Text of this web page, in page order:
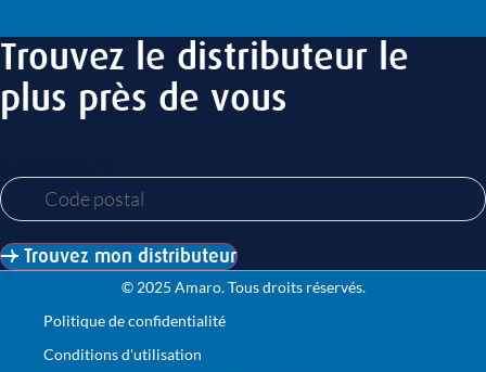
Trouvez le distributeur le
plus près de vous
Trouvez mon distributeur
© 2025 Amaro. Tous droits réservés.
Politique de confidentialité
Conditions d'utilisation